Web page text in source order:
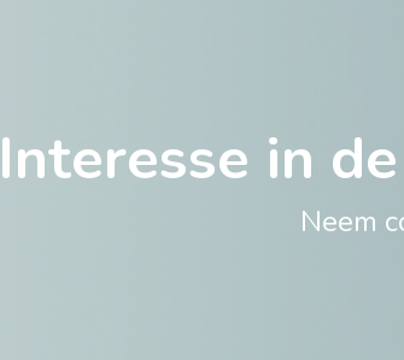
Interesse in
Neem